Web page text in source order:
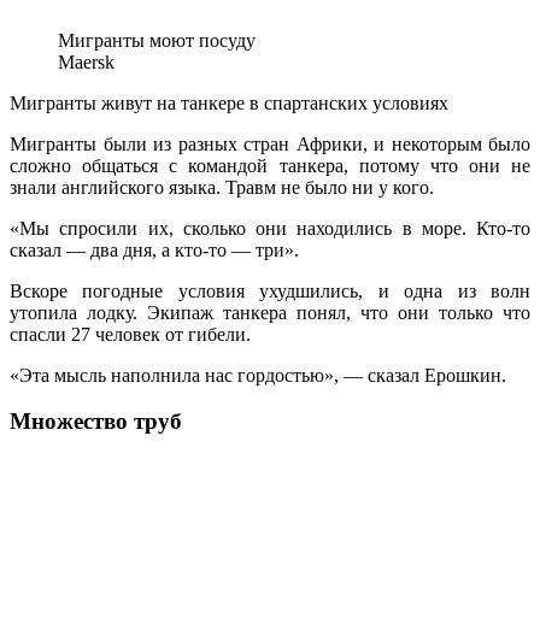
Мигранты моют посуду
Maersk
Мигранты живут на танкере в спартанских условиях
Мигранты были из разных стран Африки, и некоторым было
сложно общаться с командой танкера, потому что они не
знали английского языка. Травм не было ни у кого.
«Мы спросили их, сколько они находились в море. Кто-то
сказал — два дня, а кто-то — три».
Вскоре погодные условия ухудшились, и одна из волн
утопила лодку. Экипаж танкера понял, что они только что
спасли 27 человек от гибели.
«Эта мысль наполнила нас гордостью», — сказал Ерошкин.
Множество труб